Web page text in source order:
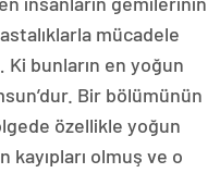
mücadele
bunların en yoğun
Bir bölümünün
özellikle yoğun
kayıpları olmuş ve o